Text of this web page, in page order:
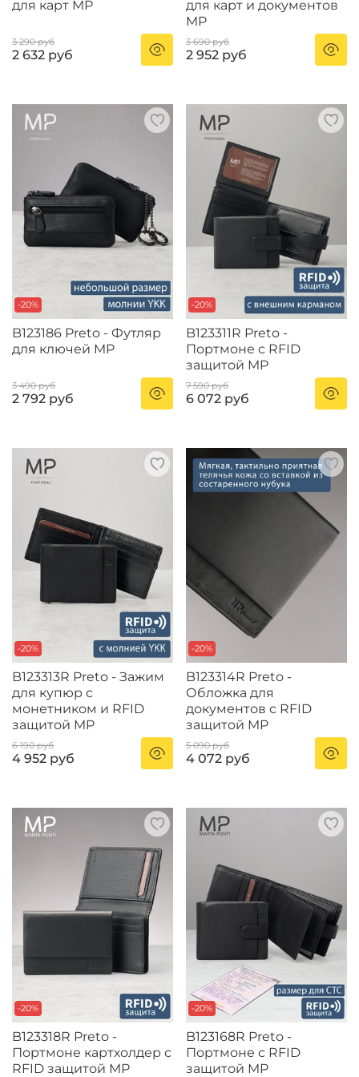
для карт MP
3 290 руб
2 632 руб
для карт и документов
MP
3 690 руб
2 952 руб
-20%
B123186 Preto - Футляр
для ключей MP
3 490 руб
2 792 руб
-20%
B123311R Preto -
Портмоне с RFID
защитой MP
7 590 руб
6 072 руб
-20%
B123313R Preto - Зажим
для купюр с
монетником и RFID
защитой MP
6 190 руб
4 952 руб
-20%
B123314R Preto -
Обложка для
документов с RFID
защитой MP
5 090 руб
4 072 руб
-20%
B123318R Preto -
Портмоне картхолдер с
RFID защитой MP
-20%
B123168R Preto -
Портмоне с RFID
защитой MP